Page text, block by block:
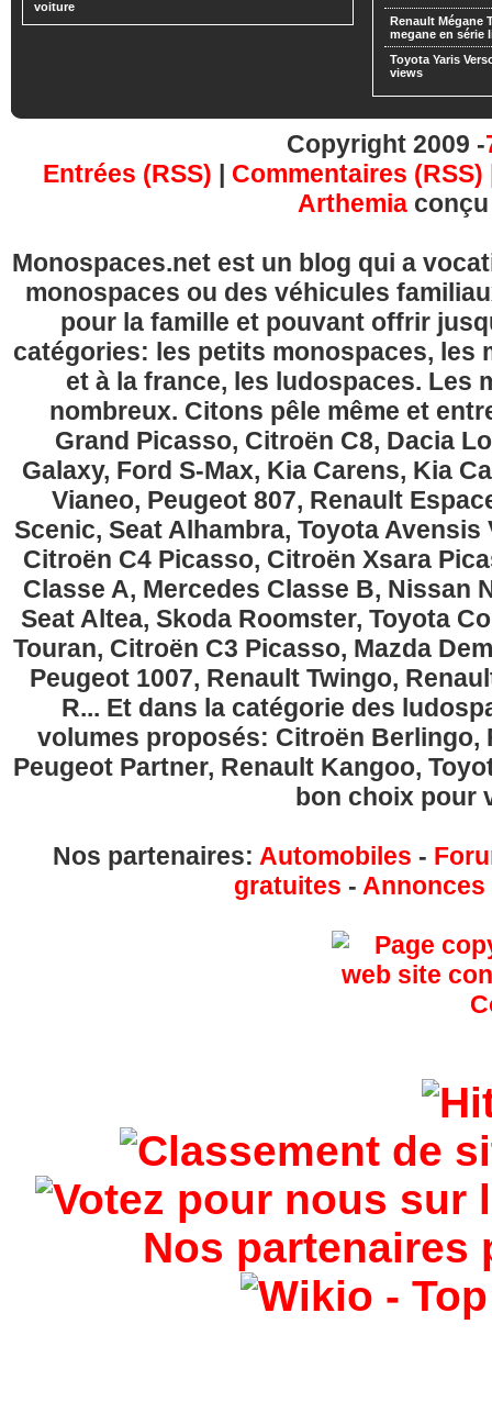
voiture
Renault Mégane
megane en série
Toyota Yaris
views
Copyright 2009 -
Entrées (RSS) | Commentaires (RSS)
Arthemia
Monospaces.net est un blog qui a
monospaces ou des véhicules
pour la famille et pouvant offrir
catégories: les petits monospaces, les
et à la france, les ludospaces. Les
nombreux. Citons pêle même et
Grand Picasso, Citroën C8, Dacia
Galaxy, Ford S-Max, Kia Carens, Kia
Vianeo, Peugeot 807, Renault
Scenic, Seat Alhambra, Toyota
Citroën C4 Picasso, Citroën Xsara
Classe A, Mercedes Classe B, Nissan
Seat Altea, Skoda Roomster, Toyota
Touran, Citroën C3 Picasso, Mazda
Peugeot 1007, Renault Twingo,
R... Et dans la catégorie des
volumes proposés: Citroën Berlingo,
Peugeot Partner, Renault Kangoo,
bon choix pour
Nos partenaires: Automobiles -
gratuites -
Nos partenaires